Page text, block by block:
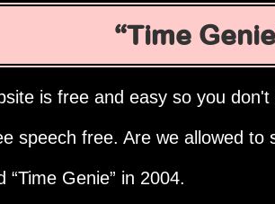
Time Genie
is free and easy so you don't
speech free. Are we allowed to
Time Genie in 2004.